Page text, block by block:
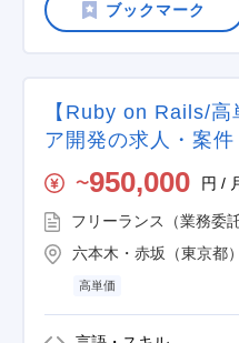
【Ruby on Rails/
ア開発の求人・案件
〜950,000 円 /
フリーランス（業務委託
六本木・赤坂（東京都）
高単価